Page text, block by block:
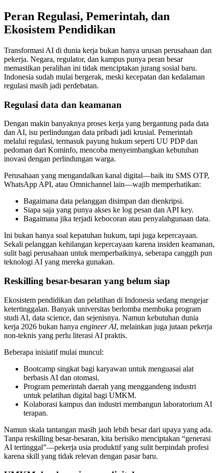
Peran Regulasi, Pemerintah, dan
Ekosistem Pendidikan
Transformasi AI di dunia kerja bukan hanya urusan perusahaan dan
pekerja. Negara, regulator, dan kampus punya peran besar
memastikan peralihan ini tidak menciptakan jurang sosial baru.
Indonesia sudah mulai bergerak, meski kecepatan dan kedalaman
regulasi masih jadi perdebatan.
Regulasi data dan keamanan
Dengan makin banyaknya proses kerja yang bergantung pada data
dan AI, isu perlindungan data pribadi jadi krusial. Pemerintah
melalui regulasi, termasuk payung hukum seperti UU PDP dan
pedoman dari Kominfo, mencoba menyeimbangkan kebutuhan
inovasi dengan perlindungan warga.
Perusahaan yang mengandalkan kanal digital—baik itu SMS OTP,
WhatsApp API, atau Omnichannel lain—wajib memperhatikan:
Bagaimana data pelanggan disimpan dan dienkripsi.
Siapa saja yang punya akses ke log pesan dan API key.
Bagaimana jika terjadi kebocoran atau penyalahgunaan data.
Ini bukan hanya soal kepatuhan hukum, tapi juga kepercayaan.
Sekali pelanggan kehilangan kepercayaan karena insiden keamanan,
sulit bagi perusahaan untuk memperbaikinya, seberapa canggih pun
teknologi AI yang mereka gunakan.
Reskilling besar-besaran yang belum siap
Ekosistem pendidikan dan pelatihan di Indonesia sedang mengejar
ketertinggalan. Banyak universitas berlomba membuka program
studi AI, data science, dan sejenisnya. Namun kebutuhan dunia
kerja 2026 bukan hanya engineer AI, melainkan juga jutaan pekerja
non-teknis yang perlu literasi AI praktis.
Beberapa inisiatif mulai muncul:
Bootcamp singkat bagi karyawan untuk menguasai alat
berbasis AI dan otomasi.
Program pemerintah daerah yang menggandeng industri
untuk pelatihan digital bagi UMKM.
Kolaborasi kampus dan industri membangun laboratorium AI
terapan.
Namun skala tantangan masih jauh lebih besar dari upaya yang ada.
Tanpa reskilling besar-besaran, kita berisiko menciptakan “generasi
AI tertinggal”—pekerja usia produktif yang sulit berpindah profesi
karena skill yang tidak relevan dengan pasar baru.